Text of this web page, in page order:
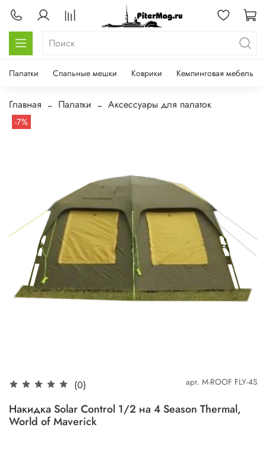
Палатки Спальные мешки Коврики Кемпинговая мебель
Главная Палатки Аксессуары для палаток
-7%
(0) арт. M-ROOF FLY-4S
Накидка Solar Control 1/2 на 4 Season Thermal,
World of Maverick